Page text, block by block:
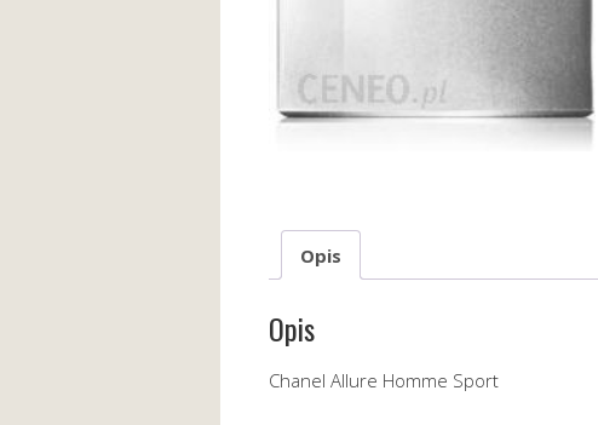
Opis
Opis
Chanel Allure Homme Sport